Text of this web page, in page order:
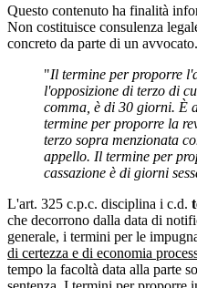
Questo contenuto ha finalità
Non costituisce consulenza
concreto da parte di un avvocato.
"Il termine per proporre
l'opposizione di terzo di
comma, è di 30 giorni. È
termine per proporre la
terzo sopra menzionata
appello. Il termine per
cassazione è di giorni
L'art. 325 c.p.c. disciplina i c.d.
che decorrono dalla data di
generale, i termini per le
di certezza e di economia
tempo la facoltà data alla parte